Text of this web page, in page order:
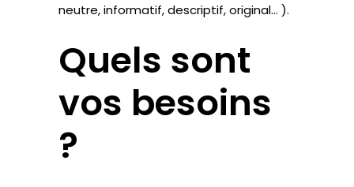
neutre, informatif, descriptif, original… ).
Quels sont
vos besoins
?